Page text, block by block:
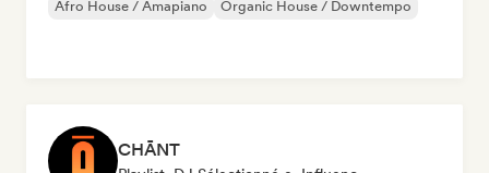
Afro House / Amapiano Organic House / Downtempo
CHĀNT